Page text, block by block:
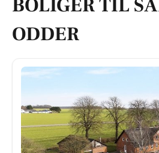
BOLIGER TIL
ODDER